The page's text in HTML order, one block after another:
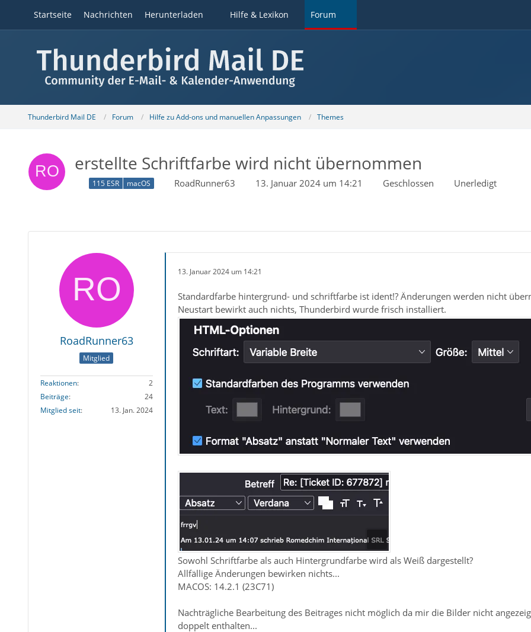
Startseite Nachrichten Herunterladen Hilfe & Lexikon Forum
Thunderbird Mail DE Forum Hilfe zu Add-ons und manuellen Anpassungen Themes
erstellte Schriftfarbe wird nicht übernommen
115 ESR macOS RoadRunner63 13. Januar 2024 um 14:21 Geschlossen Unerledigt
RoadRunner63
Mitglied
Reaktionen
2
Beiträge
24
Mitglied seit
13. Jan. 2024
13. Januar 2024 um 14:21
Standardfarbe hintergrund- und schriftfarbe ist ident!? Änderungen werden nicht
Neustart bewirkt auch nichts, Thunderbird wurde frisch installiert.
Sowohl Schriftfarbe als auch Hintergrundfarbe wird als Weiß dargestellt?
Allfällige Änderungen bewirken nichts...
MACOS: 14.2.1 (23C71)
Nachträgliche Bearbeitung des Beitrages nicht möglich da mir die Bilder nicht
doppelt enthalten...